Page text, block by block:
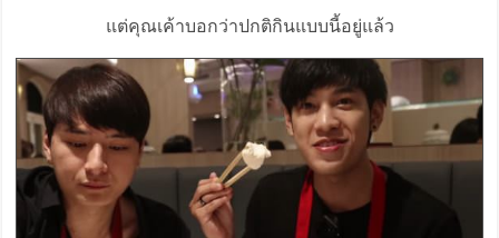
แต่คุณเค้าบอกว่าปกติกินแบบนี้อยู่แล้ว